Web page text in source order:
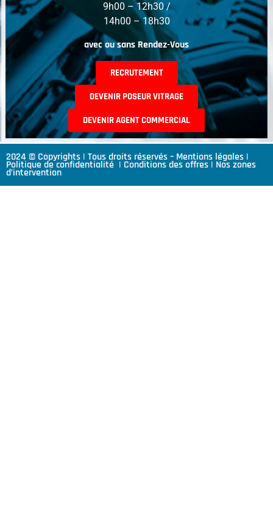
9h00 – 12h30 /
14h00 – 18h30
avec ou sans Rendez-Vous
RECRUTEMENT
DEVENIR POSEUR VITRAGE
DEVENIR AGENT COMMERCIAL
2024 © Copyrights | Tous droits réservés – Mentions légales |
Politique de confidentialité | Conditions des offres | Nos zones
d’intervention